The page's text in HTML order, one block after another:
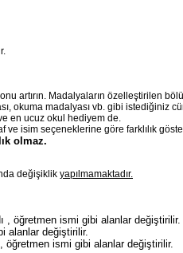
artırın. Madalyaların özelleştirilen
okuma madalyası vb. gibi istediğiniz
en ucuz okul hediyem de.
ve isim seçeneklerine göre farklılık
olmaz.
değişiklik yapılmamaktadır.
, öğretmen ismi gibi alanlar değiştirilir.
alanlar değiştirilir.
öğretmen ismi gibi alanlar değiştirilir.